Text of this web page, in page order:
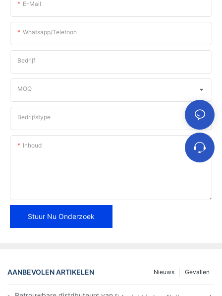
E-Mail
Whatsapp/telefoon
Bedrijf
MOQ
Bedrijfstype
Inhoud
Stuur Nu Onderzoek
AANBEVOLEN ARTIKELEN Gevallen
Nieuws